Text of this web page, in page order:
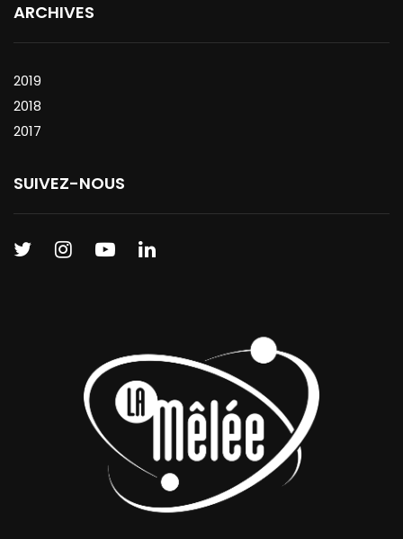
ARCHIVES
2019
2018
2017
SUIVEZ-NOUS